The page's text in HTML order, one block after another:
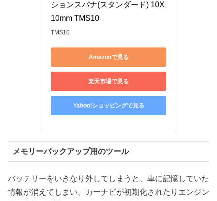
ションスパナ(スタンダード) 10X
10mm TMS10
TMS10
Amazonで見る
楽天市場で見る
Yahoo!ショッピングで見る
メモリーバックアップ用のツール
バッテリーをいきなり外してしまうと、車に記憶していた
情報が消えてしまい、カーナビが初期化されたりエンジン